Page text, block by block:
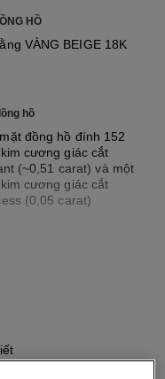
HỒ
VÀNG BEIGE 18K
hồ
đồng hồ đính 152
cương giác cắt
(~0,51 carat) và một
cương giác cắt
(0,05 carat)